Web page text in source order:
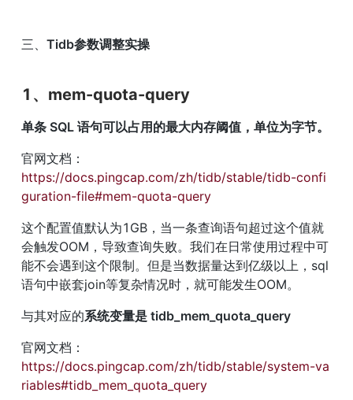
三、 Tidb参数调整实操
1、mem-quota-query
单条 SQL 语句可以占用的最大内存阈值，单位为字节。
官网文档：
https://docs.pingcap.com/zh/tidb/stable/tidb-confi
guration-file#mem-quota-query
这个配置值默认为1GB，当一条查询语句超过这个值就
会触发OOM，导致查询失败。我们在日常使用过程中可
能不会遇到这个限制。但是当数据量达到亿级以上，sql
语句中嵌套join等复杂情况时，就可能发生OOM。
与其对应的系统变量是 tidb_mem_quota_query
官网文档：
https://docs.pingcap.com/zh/tidb/stable/system-va
riables#tidb_mem_quota_query